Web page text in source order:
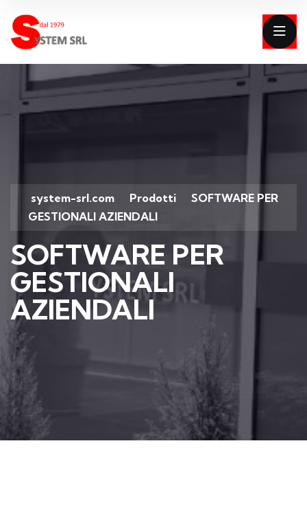
system-srl.com Prodotti
SOFTWARE PER
GESTIONALI AZIENDALI
SOFTWARE PER
GESTIONALI
AZIENDALI